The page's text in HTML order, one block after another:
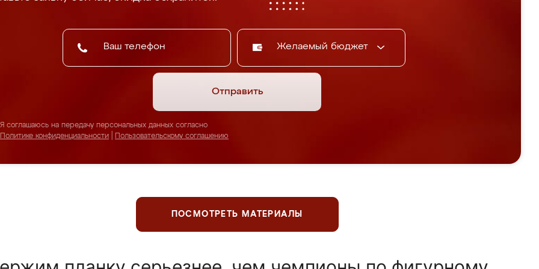
Желаемый бюджет
Отправить
Я соглашаюсь на передачу персональных данных согласно
Политике конфиденциальности
Пользовательскому соглашению
ПОСМОТРЕТЬ МАТЕРИАЛЫ